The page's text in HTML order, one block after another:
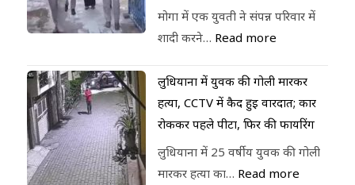
मोगा में एक युवती ने संपन्न परिवार में
शादी करने… Read more
लुधियाना में युवक की गोली मारकर
हत्या, CCTV में कैद हुई वारदात; कार
रोककर पहले पीटा, फिर की फायरिंग
लुधियाना में 25 वर्षीय युवक की गोली
मारकर हत्या का… Read more